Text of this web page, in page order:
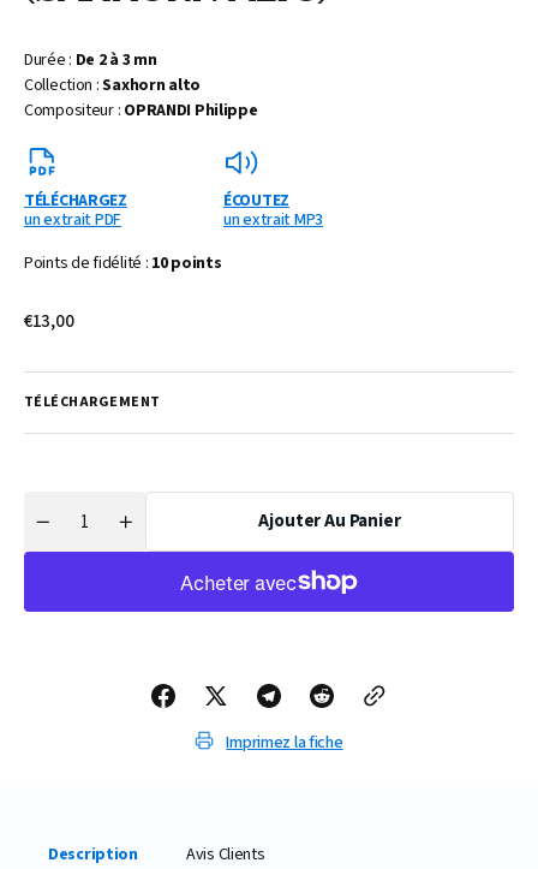
Durée : De 2 à 3 mn
Collection :Saxhorn alto
Compositeur : OPRANDI Philippe
TÉLÉCHARGEZ
un extrait PDF
ÉCOUTEZ
un extrait MP3
Points de fidélité : 10 points
Prix
€13,00
TÉLÉCHARGEMENT
Réduire
Quantité
Augmenter
Ajouter Au Panier
Imprimez la fiche
Description Avis Clients